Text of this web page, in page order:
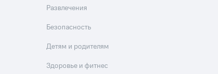
Развлечения
Безопасность
Детям и родителям
Здоровье и фитнес